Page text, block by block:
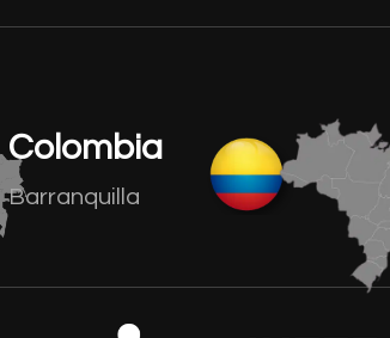
Colombia
Barranquilla